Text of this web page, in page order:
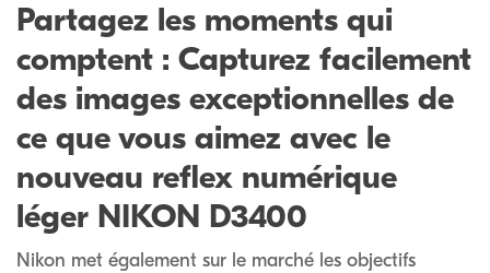
Partagez les moments qui
comptent : Capturez facilement
des images exceptionnelles de
ce que vous aimez avec le
nouveau reflex numérique
léger NIKON D3400
Nikon met également sur le marché les objectifs